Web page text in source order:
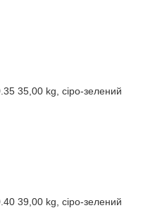
35,00 kg, сіро-зелений
39,00 kg, сіро-зелений